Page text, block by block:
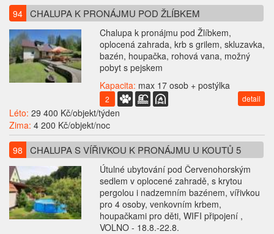
94 CHALUPA K PRONÁJMU POD ŽLÍBKEM
Chalupa k pronájmu pod Žlíbkem,
oplocená zahrada, krb s grilem, skluzavka,
bazén, houpačka, rohová vana, možný
pobyt s pejskem
Kapacita: max 17 osob + postýlka
2 detail
Léto: 29 400 Kč/objekt/týden
Zima: 4 200 Kč/objekt/noc
98 CHALUPA S VÍŘIVKOU K PRONÁJMU U KOUTŮ 5
Útulné ubytování pod Červenohorským
sedlem v oplocené zahradě, s krytou
pergolou i nadzemním bazénem, vířivkou
pro 4 osoby, venkovním krbem,
houpačkami pro děti, WIFI připojení ,
VOLNO - 18.8.-22.8.